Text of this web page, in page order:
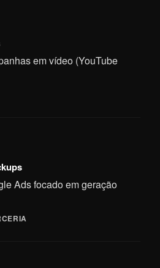
em vídeo (YouTube
Ads focado em geração